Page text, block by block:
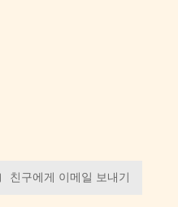
친구에게 이메일 보내기